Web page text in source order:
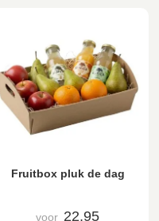
Fruitbox pluk de dag
voor 22,95